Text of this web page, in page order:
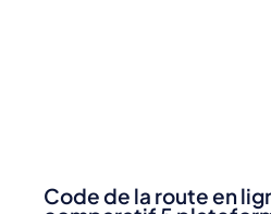
Code de la route en